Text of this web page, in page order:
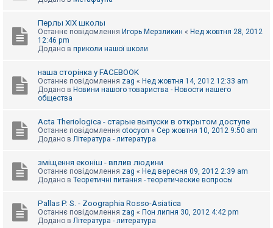
Перлы ХІХ школы
Останнє повідомлення Игорь Мерзликин « Нед жовтня 28, 2012
12:46 pm
Додано в приколи нашої школи
наша сторінка у FACEBOOK
Останнє повідомлення zag « Нед жовтня 14, 2012 12:33 am
Додано в Новини нашого товариства - Новости нашего
общества
Acta Theriologica - старые выпуски в открытом доступе
Останнє повідомлення otocyon « Сер жовтня 10, 2012 9:50 am
Додано в Література - литература
зміщення еконіш - вплив людини
Останнє повідомлення zag « Нед вересня 09, 2012 2:39 am
Додано в Теоретичні питання - теоретические вопросы
Pallas P. S. - Zoographia Rosso-Asiatica
Останнє повідомлення zag « Пон липня 30, 2012 4:42 pm
Додано в Література - литература